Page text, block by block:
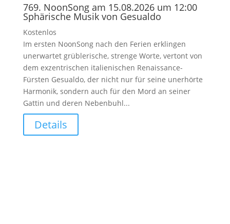
769. NoonSong am 15.08.2026 um 12:00
Sphärische Musik von Gesualdo
Kostenlos
Im ersten NoonSong nach den Ferien erklingen
unerwartet grüblerische, strenge Worte, vertont von
dem exzentrischen italienischen Renaissance-
Fürsten Gesualdo, der nicht nur für seine unerhörte
Harmonik, sondern auch für den Mord an seiner
Gattin und deren Nebenbuhl...
Details